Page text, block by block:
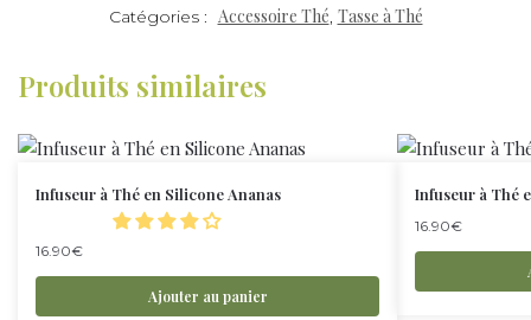
Catégories : Accessoire Thé, Tasse à Thé
Produits similaires
Infuseur à Thé en Silicone Ananas
16.90€
Ajouter au panier
Infuseur à Thé
16.90€